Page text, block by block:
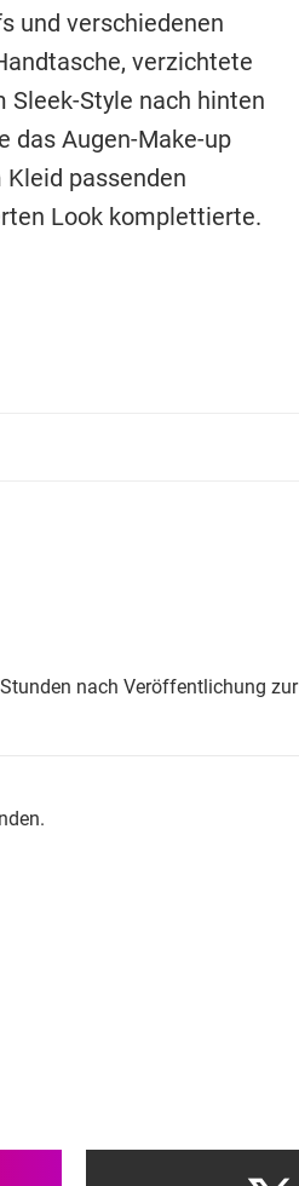
und verschiedenen
verzichtete
Style nach hinten
das Augen-Make-up
passenden
Look komplettierte.
nach Veröffentlichung zur